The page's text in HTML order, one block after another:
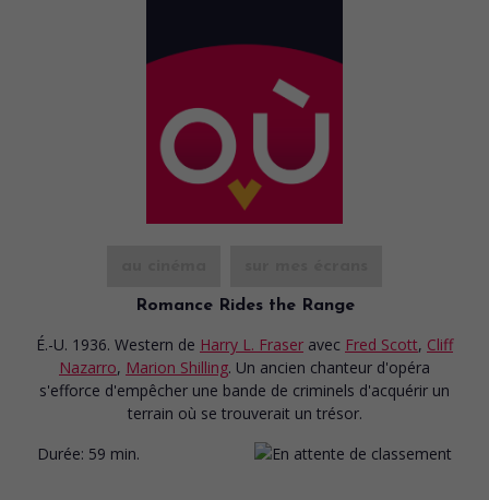
Romance Rides the Range
É.-U. 1936. Western de Harry L. Fraser avec Fred Scott, Cliff
Nazarro, Marion Shilling. Un ancien chanteur d'opéra
s'efforce d'empêcher une bande de criminels d'acquérir un
terrain où se trouverait un trésor.
Durée: 59 min.